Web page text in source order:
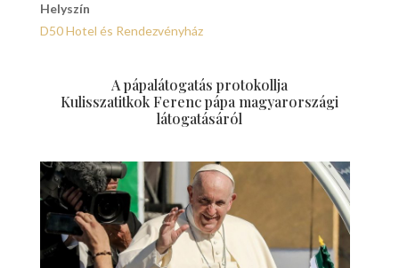
Helyszín
D50 Hotel és Rendezvényház
A pápalátogatás protokollja
Kulisszatitkok Ferenc pápa magyarországi
látogatásáról